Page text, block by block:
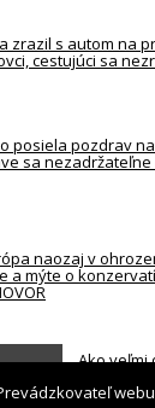
zrazil s autom na
cestujúci sa
posiela pozdrav
sa nezadržateľne
naozaj v
a mýte o
Ako veľmi
štátnym
dopadla